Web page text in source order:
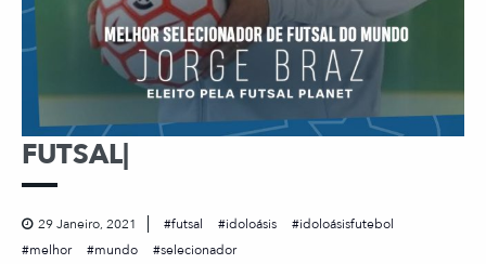
FUTSAL|
29 Janeiro, 2021 futsal idoloásis
idoloásisfutebol
melhor
mundo selecionador